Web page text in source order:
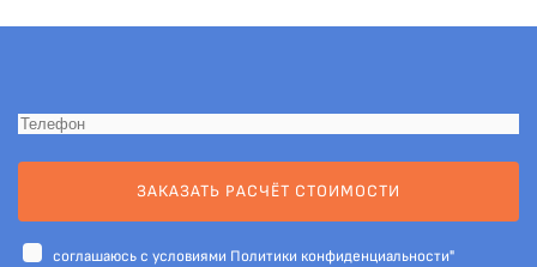
ЗАКАЗАТЬ РАСЧЁТ СТОИМОСТИ
cоглашаюсь с условиями Политики конфиденциальности"